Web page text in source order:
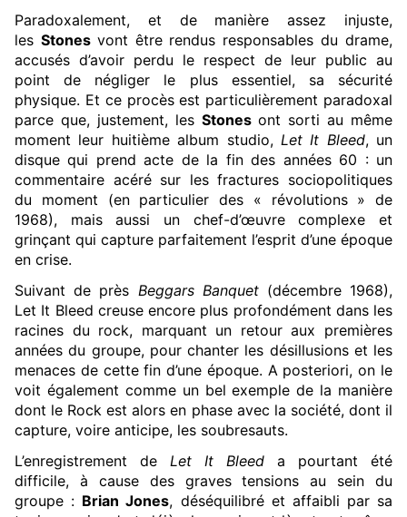
Paradoxalement, et de manière assez injuste,
les Stones vont être rendus responsables du drame,
accusés d’avoir perdu le respect de leur public au
point de négliger le plus essentiel, sa sécurité
physique. Et ce procès est particulièrement paradoxal
parce que, justement, les Stones ont sorti au même
moment leur huitième album studio, Let It Bleed, un
disque qui prend acte de la fin des années 60 : un
commentaire acéré sur les fractures sociopolitiques
du moment (en particulier des « révolutions » de
1968), mais aussi un chef-d’œuvre complexe et
grinçant qui capture parfaitement l’esprit d’une époque
en crise.
Suivant de près Beggars Banquet (décembre 1968),
Let It Bleed creuse encore plus profondément dans les
racines du rock, marquant un retour aux premières
années du groupe, pour chanter les désillusions et les
menaces de cette fin d’une époque. A posteriori, on le
voit également comme un bel exemple de la manière
dont le Rock est alors en phase avec la société, dont il
capture, voire anticipe, les soubresauts.
L’enregistrement de
Let It Bleed
a pourtant été
difficile, à cause des graves tensions au sein du
groupe : Brian Jones, déséquilibré et affaibli par sa